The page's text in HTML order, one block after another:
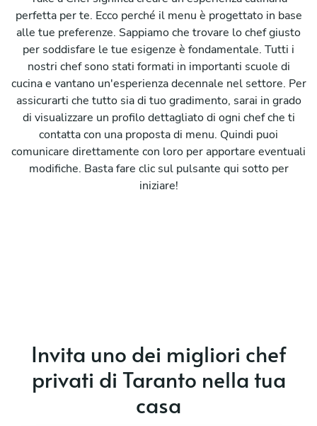
perfetta per te. Ecco perché il menu è progettato in base
alle tue preferenze. Sappiamo che trovare lo chef giusto
per soddisfare le tue esigenze è fondamentale. Tutti i
nostri chef sono stati formati in importanti scuole di
cucina e vantano un'esperienza decennale nel settore. Per
assicurarti che tutto sia di tuo gradimento, sarai in grado
di visualizzare un profilo dettagliato di ogni chef che ti
contatta con una proposta di menu. Quindi puoi
comunicare direttamente con loro per apportare eventuali
modifiche. Basta fare clic sul pulsante qui sotto per
iniziare!
Invita uno dei migliori chef
privati di Taranto nella tua
casa